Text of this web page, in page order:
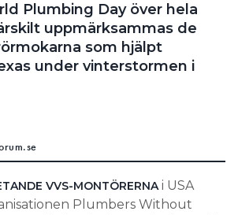
Plumbing Day över hela
uppmärksammas de
som hjälpt
under vinterstormen i
VVS-MONTÖRERNAi USA
Plumbers Without